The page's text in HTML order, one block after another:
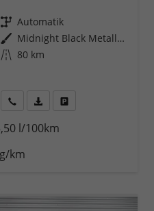
Getriebe Automatik
Außenfarbe
Midnight Black Metallic (0E)
Kilometerstand 80 km
anfordern
Datei,
l/100km
km